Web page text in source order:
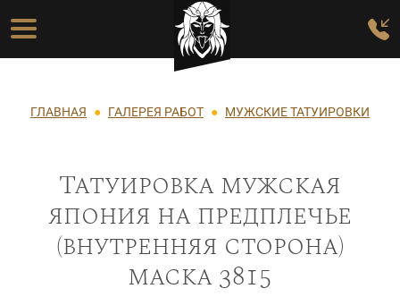
Перейти к основному содержанию
Основная навигация
Строка навигации
ГЛАВНАЯ ГАЛЕРЕЯ РАБОТ МУЖСКИЕ ТАТУИРОВКИ
Татуировка мужская
япония на предплечье
(внутренняя сторона)
маска 3815